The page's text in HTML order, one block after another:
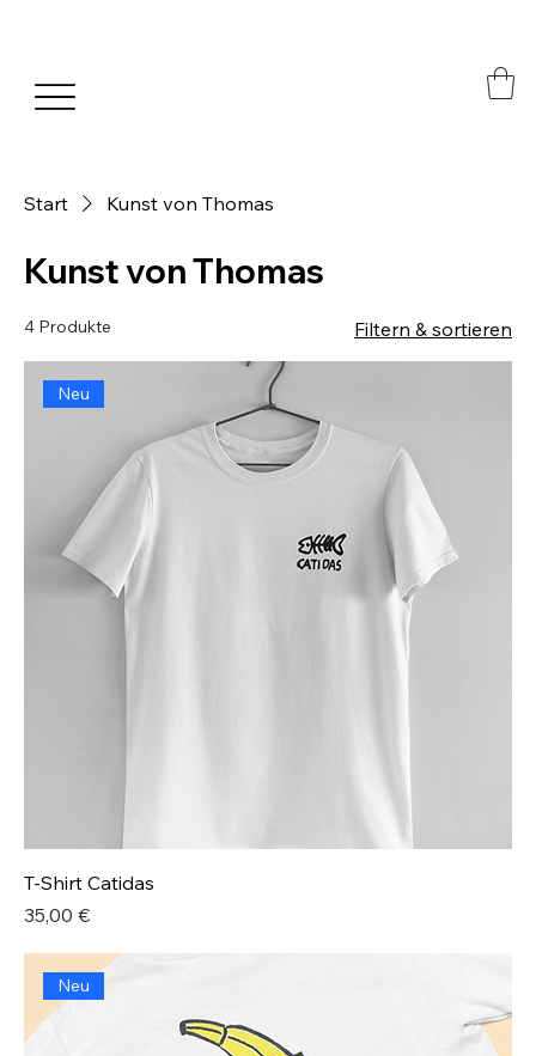
Start Kunst von Thomas
Kunst von Thomas
4 Produkte Filtern & sortieren
Neu
T-Shirt Catidas
Preis
35,00 €
Neu